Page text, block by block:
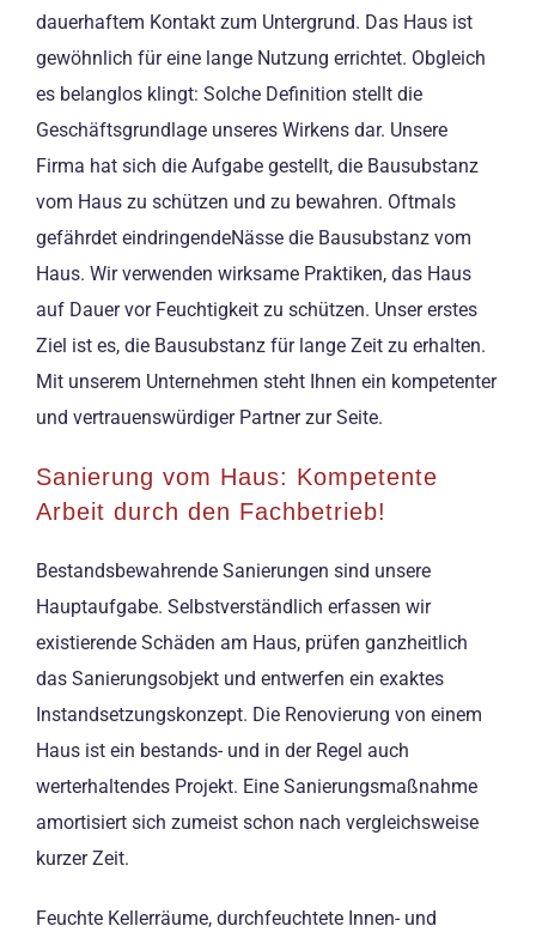
dauerhaftem Kontakt zum Untergrund. Das Haus ist
gewöhnlich für eine lange Nutzung errichtet. Obgleich
es belanglos klingt: Solche Definition stellt die
Geschäftsgrundlage unseres Wirkens dar. Unsere
Firma hat sich die Aufgabe gestellt, die Bausubstanz
vom Haus zu schützen und zu bewahren. Oftmals
gefährdet eindringendeNässe die Bausubstanz vom
Haus. Wir verwenden wirksame Praktiken, das Haus
auf Dauer vor Feuchtigkeit zu schützen. Unser erstes
Ziel ist es, die Bausubstanz für lange Zeit zu erhalten.
Mit unserem Unternehmen steht Ihnen ein kompetenter
und vertrauenswürdiger Partner zur Seite.
Sanierung vom Haus: Kompetente
Arbeit durch den Fachbetrieb!
Bestandsbewahrende Sanierungen sind unsere
Hauptaufgabe. Selbstverständlich erfassen wir
existierende Schäden am Haus, prüfen ganzheitlich
das Sanierungsobjekt und entwerfen ein exaktes
Instandsetzungskonzept. Die Renovierung von einem
Haus ist ein bestands- und in der Regel auch
werterhaltendes Projekt. Eine Sanierungsmaßnahme
amortisiert sich zumeist schon nach vergleichsweise
kurzer Zeit.
Feuchte Kellerräume, durchfeuchtete Innen- und